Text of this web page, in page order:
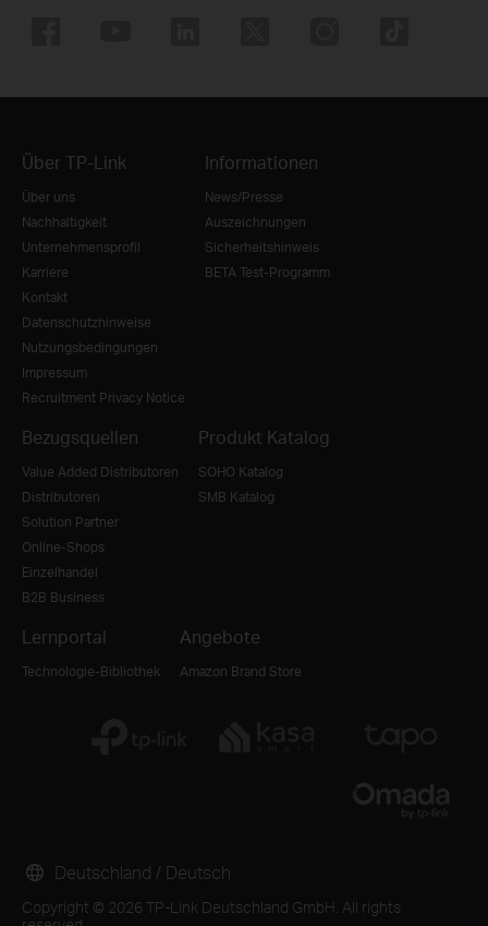
Über TP-Link
Über uns
Nachhaltigkeit
Unternehmensprofil
Karriere
Kontakt
Datenschutzhinweise
Nutzungsbedingungen
Impressum
Recruitment Privacy Notice
Informationen
News/Presse
Auszeichnungen
Sicherheitshinweis
BETA Test-Programm
Bezugsquellen
Value Added Distributoren
Distributoren
Solution Partner
Online-Shops
Einzelhandel
B2B Business
Produkt Katalog
SOHO Katalog
SMB Katalog
Lernportal
Technologie-Bibliothek
Angebote
Amazon Brand Store
Copyright © 2026 TP-Link Deutschland GmbH. All rights
Deutschland / Deutsch